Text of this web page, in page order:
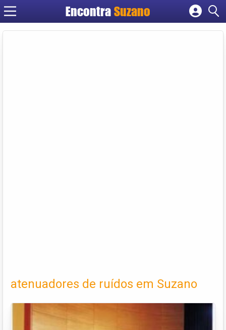
EncontraSuzano
Cadastrar empresa
atenuadores de ruídos em Suzano